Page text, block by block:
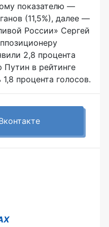
показателю —
(11,5%), далее —
России» Сергей
2,8 процента
в рейтинге
процента голосов.